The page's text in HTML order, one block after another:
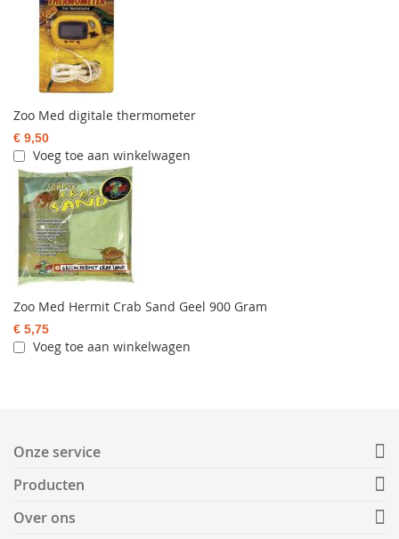
Zoo Med digitale thermometer
€ 9,50
Voeg toe aan winkelwagen
Zoo Med Hermit Crab Sand Geel 900 Gram
€ 5,75
Voeg toe aan winkelwagen
Onze service
Producten
Over ons